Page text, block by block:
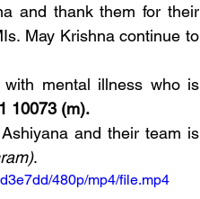
and thank them for their
May Krishna continue to
mental illness who is
10073 (m).
and their team is
.
480p/mp4/file.mp4